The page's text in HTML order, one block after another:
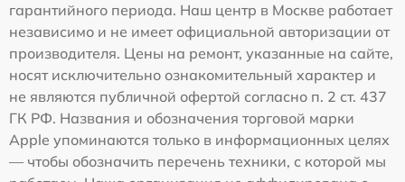
гарантийного периода. Наш центр в Москве работает
независимо и не имеет официальной авторизации от
производителя. Цены на ремонт, указанные на сайте,
носят исключительно ознакомительный характер и
не являются публичной офертой согласно п. 2 ст. 437
ГК РФ. Названия и обозначения торговой марки
Apple упоминаются только в информационных целях
— чтобы обозначить перечень техники, с которой мы